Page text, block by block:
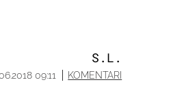
S.L.
09:11 KOMENTARI